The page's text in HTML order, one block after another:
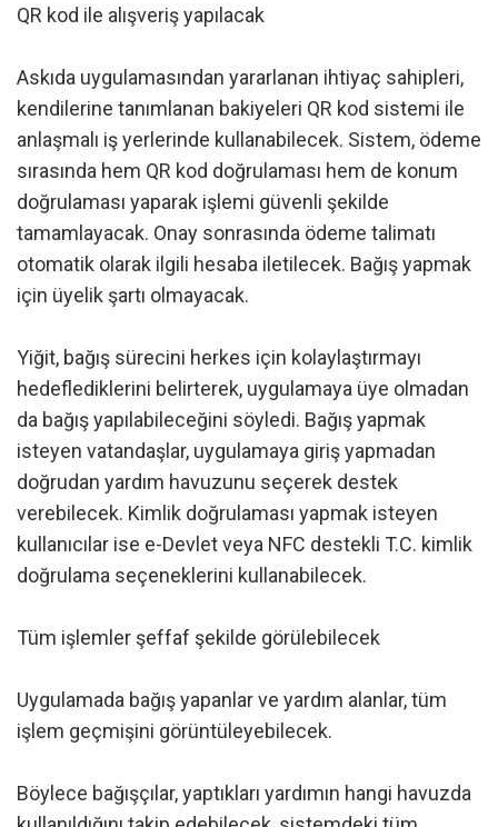
QR kod ile alışveriş yapılacak
Askıda uygulamasından yararlanan ihtiyaç sahipleri,
kendilerine tanımlanan bakiyeleri QR kod sistemi ile
anlaşmalı iş yerlerinde kullanabilecek. Sistem, ödeme
sırasında hem QR kod doğrulaması hem de konum
doğrulaması yaparak işlemi güvenli şekilde
tamamlayacak. Onay sonrasında ödeme talimatı
otomatik olarak ilgili hesaba iletilecek. Bağış yapmak
için üyelik şartı olmayacak.
Yiğit, bağış sürecini herkes için kolaylaştırmayı
hedeflediklerini belirterek, uygulamaya üye olmadan
da bağış yapılabileceğini söyledi. Bağış yapmak
isteyen vatandaşlar, uygulamaya giriş yapmadan
doğrudan yardım havuzunu seçerek destek
verebilecek. Kimlik doğrulaması yapmak isteyen
kullanıcılar ise e-Devlet veya NFC destekli T.C. kimlik
doğrulama seçeneklerini kullanabilecek.
Tüm işlemler şeffaf şekilde görülebilecek
Uygulamada bağış yapanlar ve yardım alanlar, tüm
işlem geçmişini görüntüleyebilecek.
Böylece bağışçılar, yaptıkları yardımın hangi havuzda